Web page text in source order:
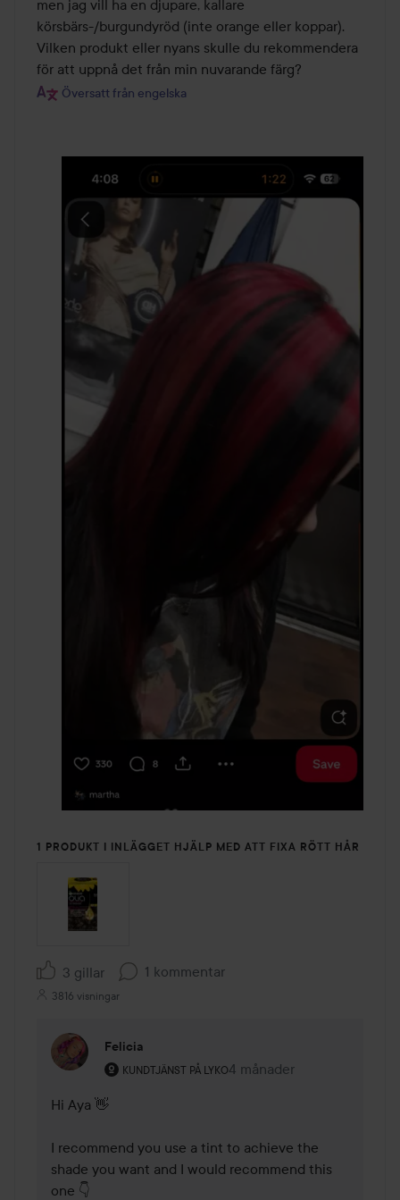
men jag vill ha en djupare, kallare
körsbärs-/burgundyröd (inte orange eller koppar).
Vilken produkt eller nyans skulle du rekommendera
för att uppnå det från min nuvarande färg?
Översatt från engelska
1 PRODUKT I INLÄGGET HJÄLP MED ATT FIXA RÖTT HÅR
3 gillar 1 kommentar
3816 visningar
Felicia
KUNDTJÄNST PÅ LYKO
Användarens roll: Kundtjänst på Lyko.
4 månader
Kommentaren lades 4
Hi Aya 👋
I recommend you use a tint to achieve the
shade you want and I would recommend this
one 👇